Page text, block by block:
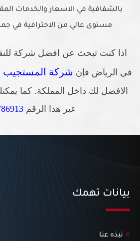
بالشفافية في الاسعار والخدمات
مستوى عالي من الاحترافية في
اذا كنت تبحث عن افضل شركة
في الرياض فإن شركة المستجيب
الافضل لك داخل المملكة. كما
عبر هذا الرقم
بيانات تهمك
نبذه عنا